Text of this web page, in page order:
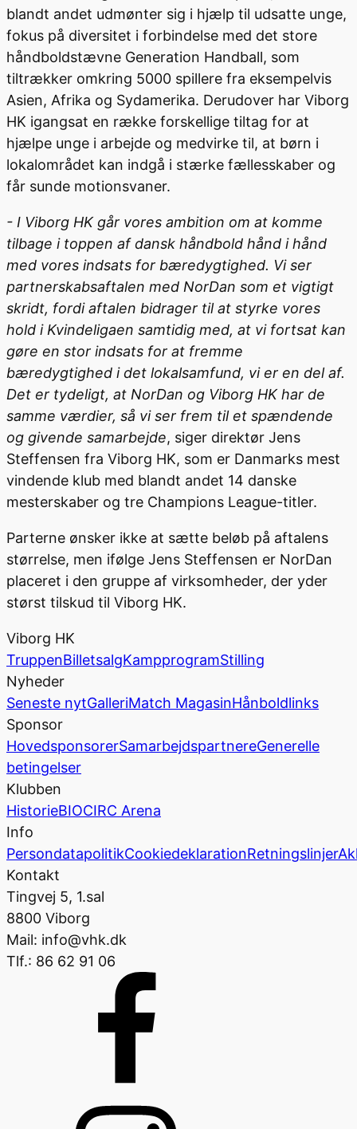
blandt andet udmønter sig i hjælp til udsatte unge,
fokus på diversitet i forbindelse med det store
håndboldstævne Generation Handball, som
tiltrækker omkring 5000 spillere fra eksempelvis
Asien, Afrika og Sydamerika. Derudover har Viborg
HK igangsat en række forskellige tiltag for at
hjælpe unge i arbejde og medvirke til, at børn i
lokalområdet kan indgå i stærke fællesskaber og
får sunde motionsvaner.
- I Viborg HK går vores ambition om at komme
tilbage i toppen af dansk håndbold hånd i hånd
med vores indsats for bæredygtighed. Vi ser
partnerskabsaftalen med NorDan som et vigtigt
skridt, fordi aftalen bidrager til at styrke vores
hold i Kvindeligaen samtidig med, at vi fortsat kan
gøre en stor indsats for at fremme
bæredygtighed i det lokalsamfund, vi er en del af.
Det er tydeligt, at NorDan og Viborg HK har de
samme værdier, så vi ser frem til et spændende
og givende samarbejde, siger direktør Jens
Steffensen fra Viborg HK, som er Danmarks mest
vindende klub med blandt andet 14 danske
mesterskaber og tre Champions League-titler.
Parterne ønsker ikke at sætte beløb på aftalens
størrelse, men ifølge Jens Steffensen er NorDan
placeret i den gruppe af virksomheder, der yder
størst tilskud til Viborg HK.
Viborg HK
TruppenBilletsalgKampprogramStilling
Nyheder
Seneste nytGalleriMatch MagasinHånboldlinks
Sponsor
HovedsponsorerSamarbejdspartnereGenerelle
betingelser
Klubben
HistorieBIOCIRC Arena
Info
PersondatapolitikCookiedeklarationRetningslinjer
Kontakt
Tingvej 5, 1.sal
8800 Viborg
Mail: info@vhk.dk
Tlf.: 86 62 91 06